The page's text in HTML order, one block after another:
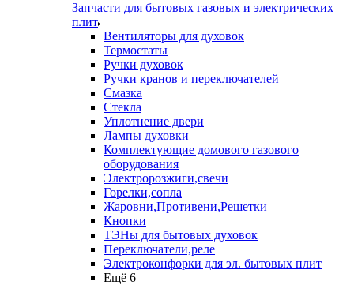
Запчасти для бытовых газовых и электрических
плит
Вентиляторы для духовок
Термостаты
Ручки духовок
Ручки кранов и переключателей
Смазка
Стекла
Уплотнение двери
Лампы духовки
Комплектующие домового газового
оборудования
Электророзжиги,свечи
Горелки,сопла
Жаровни,Противени,Решетки
Кнопки
ТЭНы для бытовых духовок
Переключатели,реле
Электроконфорки для эл. бытовых плит
Ещё 6